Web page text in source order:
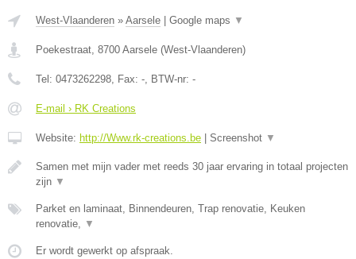
West-Vlaanderen » Aarsele Google maps ▼
Poekestraat, 8700 Aarsele (West-Vlaanderen)
Tel: 0473262298, Fax: -, BTW-nr: -
E-mail › RK Creations
Website: http://Www.rk-creations.be Screenshot ▼
Samen met mijn vader met reeds 30 jaar ervaring in totaal projecten
zijn ▼
Parket en laminaat, Binnendeuren, Trap renovatie, Keuken
renovatie, ▼
Er wordt gewerkt op afspraak.